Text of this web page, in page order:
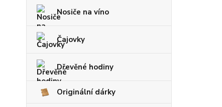
Nosiče na víno
Čajovky
Dřevěné hodiny
Originální dárky